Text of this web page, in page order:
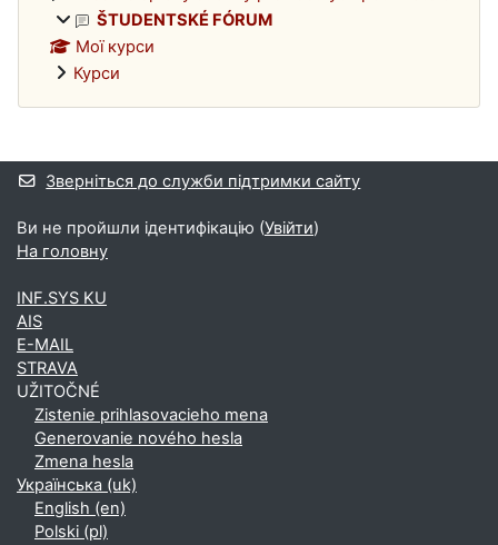
ŠTUDENTSKÉ FÓRUM
Мої курси
Курси
Додаткові блоки
Зверніться до служби підтримки сайту
Ви не пройшли ідентифікацію (Увійти)
На головну
INF.SYS KU
AIS
E-MAIL
STRAVA
UŽITOČNÉ
Zistenie prihlasovacieho mena
Generovanie nového hesla
Zmena hesla
Українська ‎(uk)‎
English ‎(en)‎
Polski ‎(pl)‎